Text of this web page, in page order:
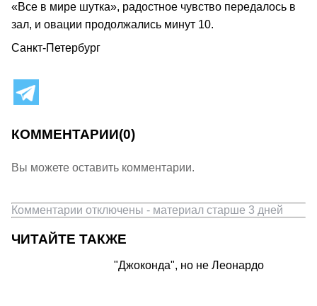
«Все в мире шутка», радостное чувство передалось в
зал, и овации продолжались минут 10.
Санкт-Петербург
КОММЕНТАРИИ(0)
Вы можете оставить комментарии.
Комментарии отключены - материал старше 3 дней
ЧИТАЙТЕ ТАКЖЕ
"Джоконда", но не Леонардо